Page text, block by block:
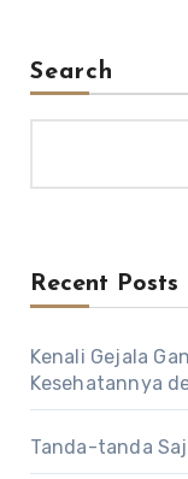
Search
Recent Posts
Kenali Gejala
Kesehatannya
Tanda-tanda